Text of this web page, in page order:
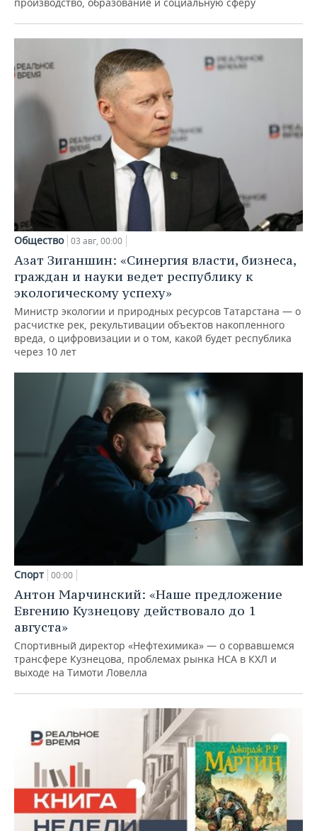
производство, образование и социальную сферу
Общество 03 авг, 00:00
Азат Зиганшин: «Синергия власти, бизнеса,
граждан и науки ведет республику к
экологическому успеху»
Министр экологии и природных ресурсов Татарстана — о
расчистке рек, рекультивации объектов накопленного
вреда, о цифровизации и о том, какой будет республика
через 10 лет
Спорт 00:00
Антон Марчинский: «Наше предложение
Евгению Кузнецову действовало до 1
августа»
Спортивный директор «Нефтехимика» — о сорвавшемся
трансфере Кузнецова, проблемах рынка НСА в КХЛ и
выходе на Тимоти Ловелла